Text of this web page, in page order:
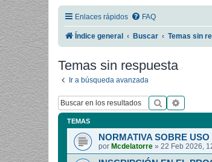
Enlaces rápidos FAQ
Índice general Buscar Temas sin
Temas sin respuesta
Ir a búsqueda avanzada
Buscar
TEMAS
NORMATIVA SOBRE
por Mcdelatorre » 22 Feb 2026,